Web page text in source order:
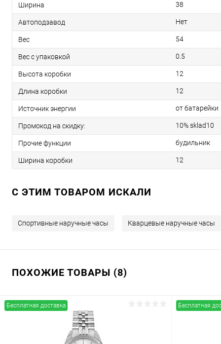
Ширина 38
Автоподзавод Нет
Вес 54
Вес с упаковкой 0.5
Высота коробки 12
Длина коробки 12
Источник энергии от батарейки
Промокод на скидку: 10% sklad10
Прочие функции будильник
Ширина коробки 12
C ЭТИМ ТОВАРОМ ИСКАЛИ
Спортивные наручные часы Кварцевые наручные часы
ПОХОЖИЕ ТОВАРЫ (8)
Бесплатная доставка Бесплатная